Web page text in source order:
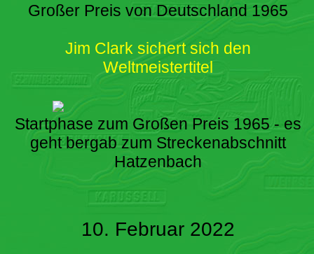
Großer Preis von Deutschland 1965
Jim Clark sichert sich den
Weltmeistertitel
Startphase zum Großen Preis 1965 - es
geht bergab zum Streckenabschnitt
Hatzenbach
10. Februar 2022